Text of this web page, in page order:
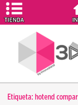
Etiqueta: hotend